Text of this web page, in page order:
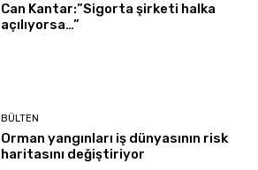
Can Kantar:”Sigorta şirketi halka
açılıyorsa…”
BÜLTEN
Orman yangınları iş dünyasının risk
haritasını değiştiriyor